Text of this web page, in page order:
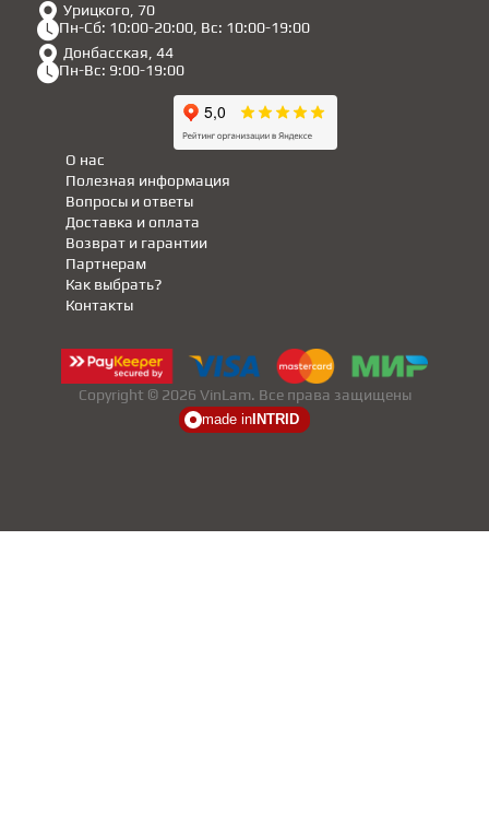
Урицкого, 70
Пн-Сб: 10:00-20:00, Вс: 10:00-19:00
Донбасская, 44
Пн-Вс: 9:00-19:00
Полезная информация
Партнерам
Вопросы и ответы
Доставка и оплата
Возврат и гарантии
Как выбрать?
О нас
Контакты
Copyright © 2026 VinLam. Все права защищены
made in INTRID